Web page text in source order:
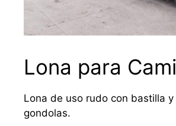
Lona para
Lona de uso rudo con bastilla
gondolas.